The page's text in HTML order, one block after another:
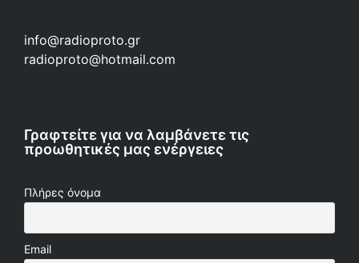
info@radioproto.gr
radioproto@hotmail.com
Γραφτείτε για να λαμβάνετε τις
προωθητικές μας ενέργειες
Πλήρες όνομα
Email